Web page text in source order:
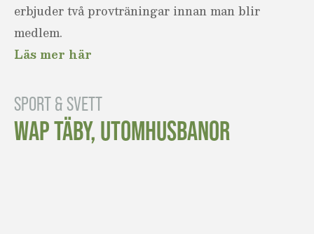
erbjuder två provträningar innan man blir
medlem.
Läs mer här
SPORT & SVETT
WAP TÄBY, UTOMHUSBANOR